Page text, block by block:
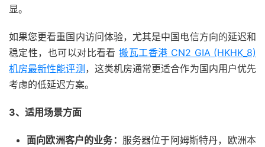
显。
如果您更看重国内访问体验，尤其是中国电信方向的延迟和
稳定性，也可以对比看看搬瓦工香港 CN2 GIA (HKHK_8)
机房最新性能评测 ，这类机房通常更适合作为国内用户优先
考虑的低延迟方案。
3、适用场景方面
面向欧洲客户的业务： 服务器位于阿姆斯特丹，欧洲本